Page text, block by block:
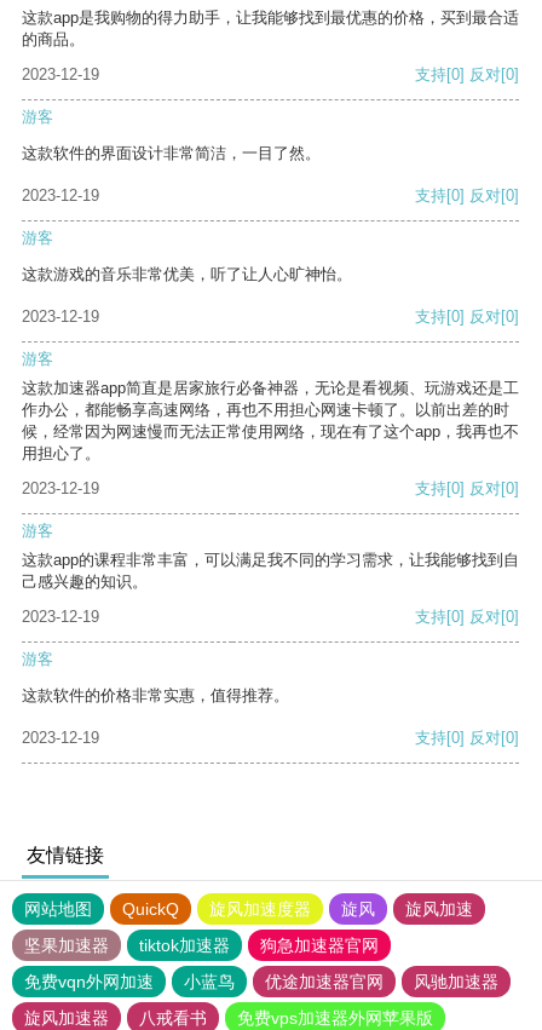
这款app是我购物的得力助手，让我能够找到最优惠的价格，买到最合适
的商品。
2023-12-19
支持[0] 反对[0]
游客
这款软件的界面设计非常简洁，一目了然。
2023-12-19 支持[0] 反对[0]
游客
这款游戏的音乐非常优美，听了让人心旷神怡。
2023-12-19 支持[0] 反对[0]
游客
这款加速器app简直是居家旅行必备神器，无论是看视频、玩游戏还是工
作办公，都能畅享高速网络，再也不用担心网速卡顿了。以前出差的时
候，经常因为网速慢而无法正常使用网络，现在有了这个app，我再也不
用担心了。
2023-12-19
支持[0] 反对[0]
游客
这款app的课程非常丰富，可以满足我不同的学习需求，让我能够找到自
己感兴趣的知识。
2023-12-19
支持[0] 反对[0]
游客
这款软件的价格非常实惠，值得推荐。
2023-12-19 支持[0] 反对[0]
友情链接
网站地图 QuickQ 旋风加速度器 旋风
旋风加速
坚果加速器
tiktok加速器
狗急加速器官网
免费vqn外网加速
小蓝鸟 优途加速器官网
风驰加速器
旋风加速器
八戒看书 免费vps加速器外网苹果版